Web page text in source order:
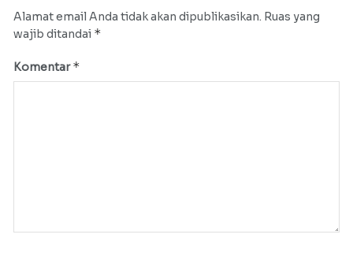
Alamat email Anda tidak akan dipublikasikan. Ruas yang
wajib ditandai *
Komentar*